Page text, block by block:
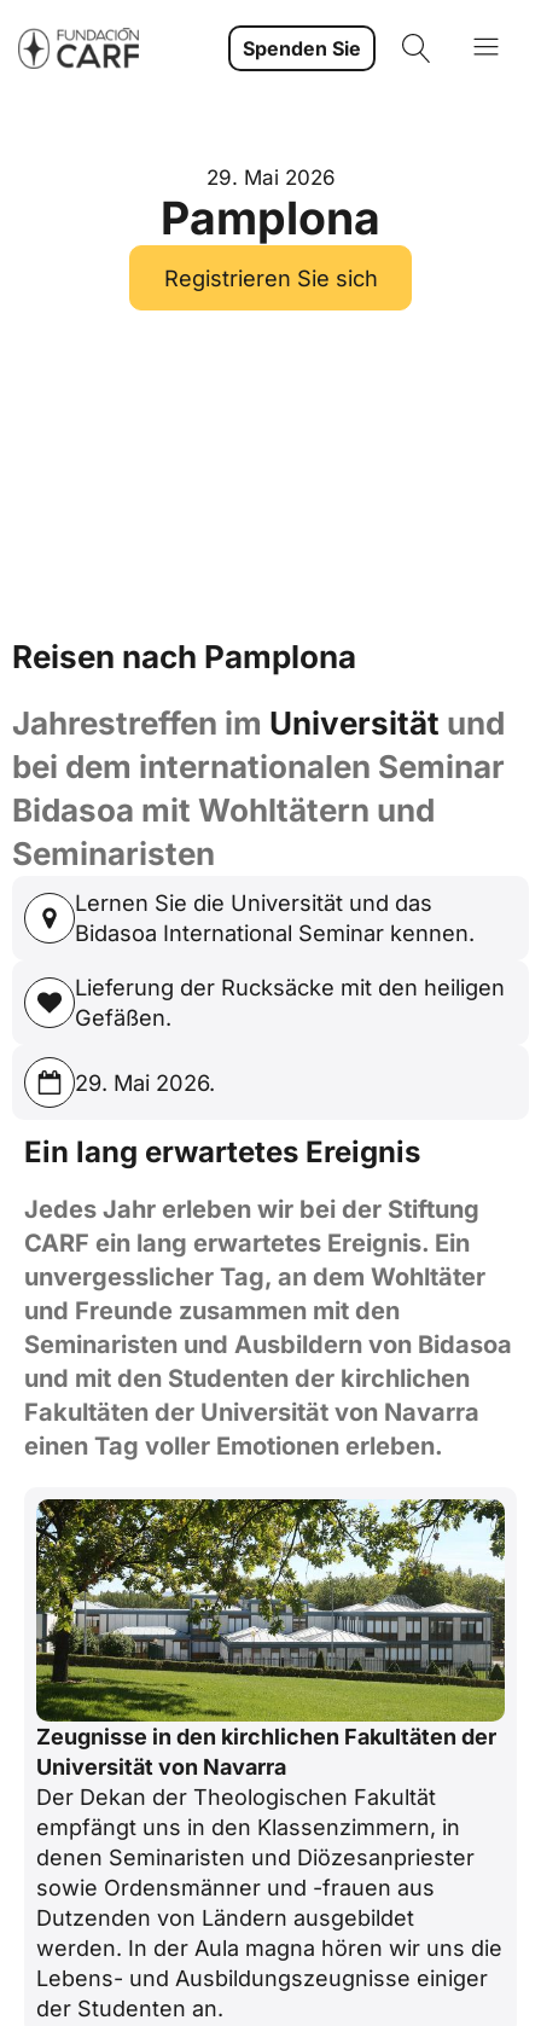
Spenden Sie
29. Mai 2026
Pamplona
Registrieren Sie sich
Reisen nach Pamplona
Jahrestreffen im Universität und
bei dem internationalen Seminar
Bidasoa mit Wohltätern und
Seminaristen
Lernen Sie die Universität und das
Bidasoa International Seminar kennen.
Lieferung der Rucksäcke mit den heiligen
Gefäßen.
29. Mai 2026.
Ein lang erwartetes Ereignis
Jedes Jahr erleben wir bei der Stiftung
CARF ein lang erwartetes Ereignis. Ein
unvergesslicher Tag, an dem Wohltäter
und Freunde zusammen mit den
Seminaristen und Ausbildern von Bidasoa
und mit den Studenten der kirchlichen
Fakultäten der Universität von Navarra
einen Tag voller Emotionen erleben.
Zeugnisse in den kirchlichen Fakultäten der
Universität von Navarra
Der Dekan der Theologischen Fakultät
empfängt uns in den Klassenzimmern, in
denen Seminaristen und Diözesanpriester
sowie Ordensmänner und -frauen aus
Dutzenden von Ländern ausgebildet
werden. In der Aula magna hören wir uns die
Lebens- und Ausbildungszeugnisse einiger
der Studenten an.